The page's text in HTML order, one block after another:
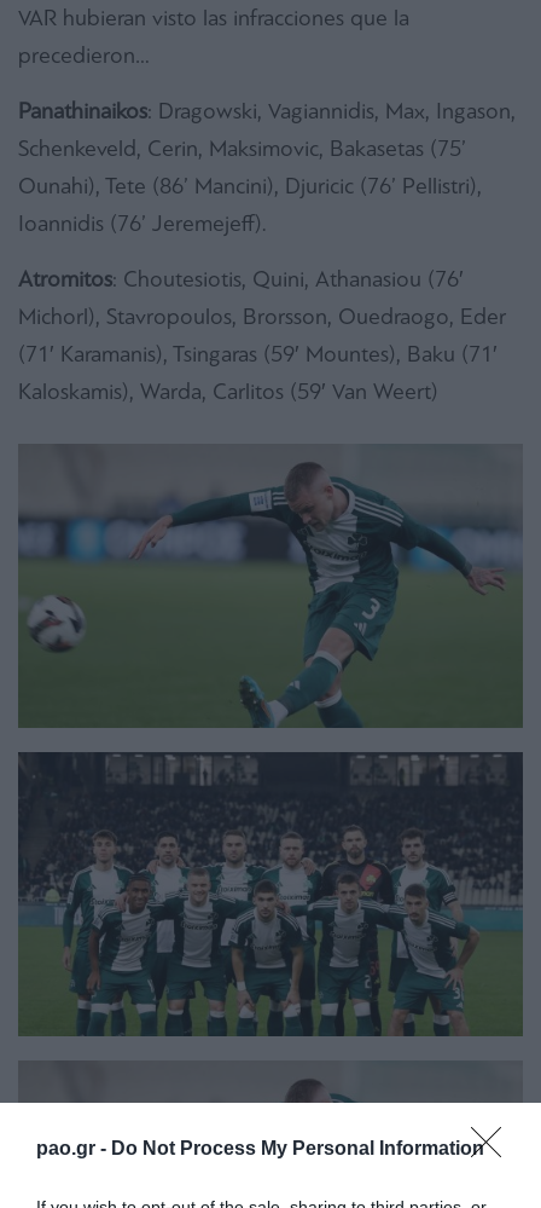
pao.gr - Do Not Process My Personal Information
VAR hubieran visto las infracciones que la
precedieron…
Panathinaikos: Dragowski, Vagiannidis, Max, Ingason,
Schenkeveld, Cerin, Maksimovic, Bakasetas (75’
Ounahi), Tete (86’ Mancini), Djuricic (76’ Pellistri),
Ioannidis (76’ Jeremejeff).
Atromitos: Choutesiotis, Quini, Athanasiou (76′
Michorl), Stavropoulos, Brorsson, Ouedraogo, Eder
(71′ Karamanis), Tsingaras (59′ Mountes), Baku (71′
Kaloskamis), Warda, Carlitos (59′ Van Weert)